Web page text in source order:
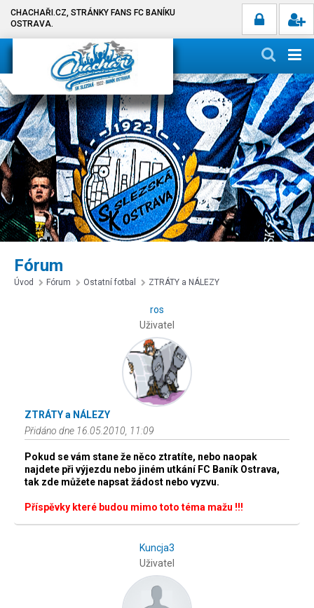
CHACHAŘI.CZ, STRÁNKY FANS FC BANÍKU
OSTRAVA.
Fórum
Úvod Fórum Ostatní fotbal ZTRÁTY a NÁLEZY
ros
Uživatel
ZTRÁTY a NÁLEZY
Přidáno dne 16.05.2010, 11:09
Pokud se vám stane že něco ztratíte, nebo naopak
najdete při výjezdu nebo jiném utkání FC Baník Ostrava,
tak zde můžete napsat žádost nebo vyzvu.
Příspěvky které budou mimo toto téma mažu !!!
Kuncja3
Uživatel